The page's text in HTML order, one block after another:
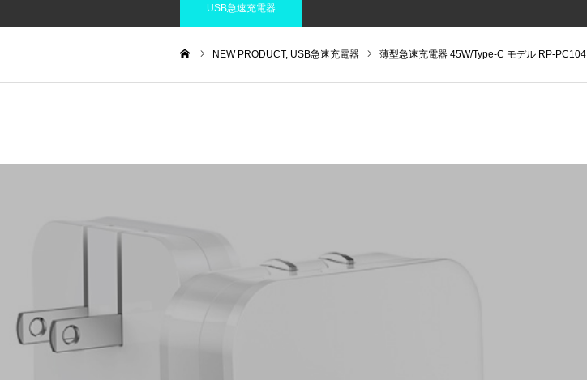
USB急速充電器
NEW PRODUCT USB急速充電器 薄型急速充電器 45W/Type-C モデル RP-PC104